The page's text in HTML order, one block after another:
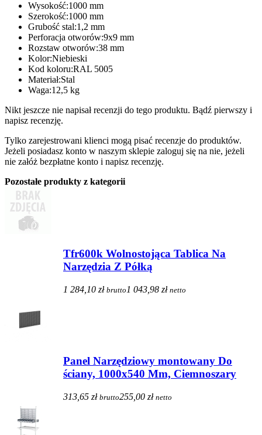
Wysokość:1000 mm
Szerokość:1000 mm
Grubość stal:1,2 mm
Perforacja otworów:9x9 mm
Rozstaw otworów:38 mm
Kolor:Niebieski
Kod koloru:RAL 5005
Materiał:Stal
Waga:12,5 kg
Nikt jeszcze nie napisał recenzji do tego produktu. Bądź pierwszy i
napisz recenzję.
Tylko zarejestrowani klienci mogą pisać recenzje do produktów.
Jeżeli posiadasz konto w naszym sklepie zaloguj się na nie, jeżeli
nie załóż bezpłatne konto i napisz recenzję.
Pozostałe produkty z kategorii
Tfr600k Wolnostojąca Tablica Na
Narzędzia Z Półką
1 284,10 zł brutto 1 043,98 zł netto
Panel Narzędziowy montowany Do
ściany, 1000x540 Mm, Ciemnoszary
313,65 zł brutto255,00 zł netto